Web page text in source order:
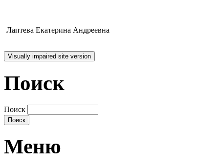
Лаптева Екатерина Андреевна
Поиск
Поиск
Меню